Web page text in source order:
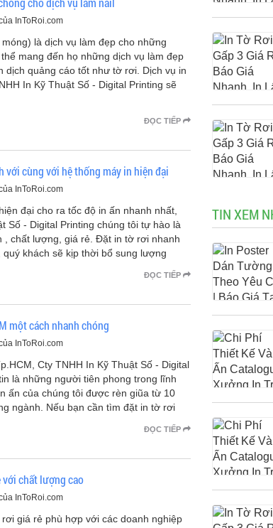
InToRoi.com
là dịch vụ làm đẹp cho những
mang đến họ những dịch vụ làm đẹp
dịch quảng cáo tốt như tờ rơi. Dịch vụ in
In Kỹ Thuật Số - Digital Printing sẽ
ĐỌC TIẾP
với cùng với hệ thống máy in hiện đại
InToRoi.com
đại cho ra tốc độ in ấn nhanh nhất,
Số - Digital Printing chúng tôi tự hào là
, chất lượng, giá rẻ. Đặt in tờ rơi nhanh
quý khách sẽ kịp thời bổ sung lượng
ĐỌC TIẾP
một cách nhanh chóng
InToRoi.com
Cty TNHH In Kỹ Thuật Số - Digital
là những người tiên phong trong lĩnh
ấn của chúng tôi được rèn giũa từ 10
ngành. Nếu bạn cần tìm đặt in tờ rơi
ĐỌC TIẾP
với chất lượng cao
InToRoi.com
giá rẻ phù hợp với các doanh nghiệp
TIN XEM